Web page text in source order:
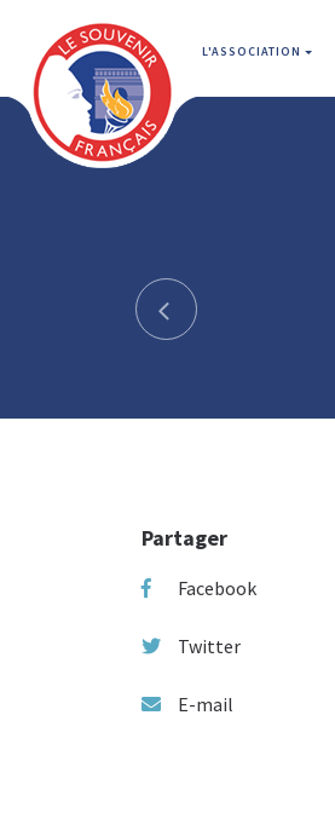
L'ASSOCIATION
Partager
Facebook
Twitter
E-mail